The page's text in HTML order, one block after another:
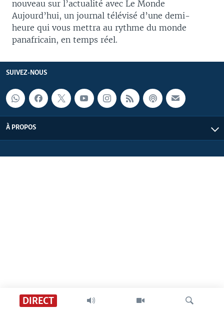
recherche
CORRESPONDANT VOA
FOCUS SAHEL
REPORTAGES
VOUS + NOUS
VOTRE SANTÉ VOTRE AVENIR
LE MONDE AU FÉMININ
L'AMÉRIQUE ET VOUS
DIALOGUE DES RELIGIONS
FULFULDE
LINGALA
SANGO
SUIVEZ-NOUS
Langues
DIRECT
nouveau sur l’actualité avec Le Monde
Aujourd’hui, un journal télévisé d’une demi-
heure qui vous mettra au rythme du monde
panafricain, en temps réel.
SUIVEZ-NOUS
À PROPOS